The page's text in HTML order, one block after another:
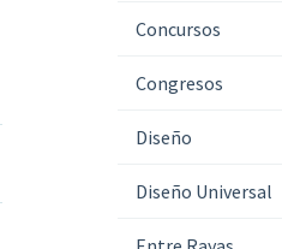
Concursos
Congresos
Diseño
Diseño Universal